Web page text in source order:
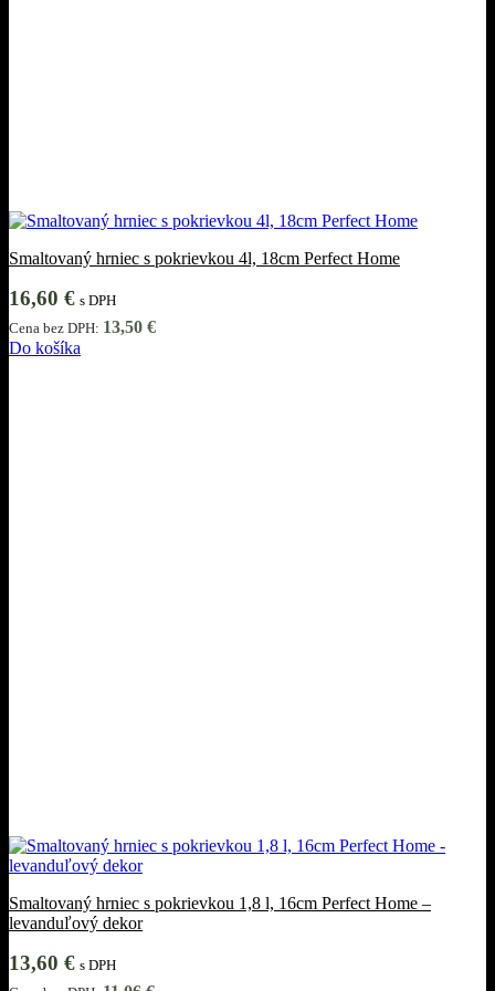
Smaltovaný hrniec s pokrievkou 4l, 18cm Perfect Home
16,60 € s DPH
Cena bez DPH: 13,50 €
Do košíka
Smaltovaný hrniec s pokrievkou 1,8 l, 16cm Perfect Home –
levanduľový dekor
13,60 € s DPH